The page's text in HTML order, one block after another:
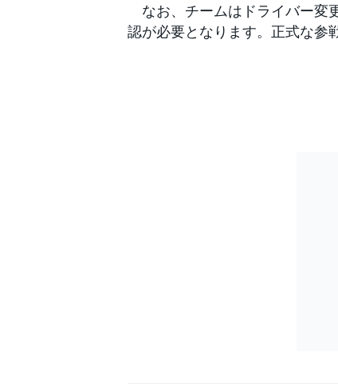
なお、チームはドライバー変
認が必要となります。正式な